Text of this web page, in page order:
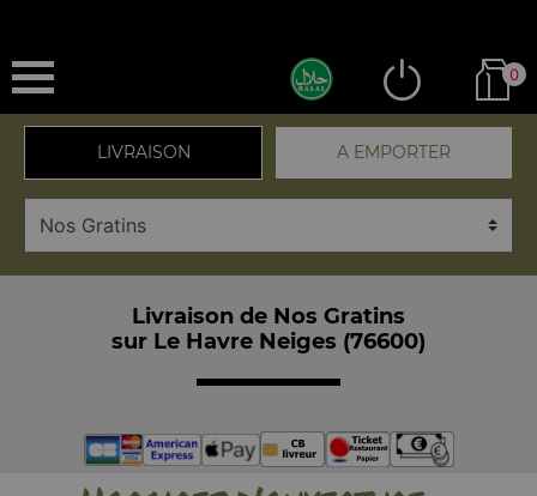
0
LIVRAISON A EMPORTER
Livraison de Nos Gratins
sur Le Havre Neiges (76600)